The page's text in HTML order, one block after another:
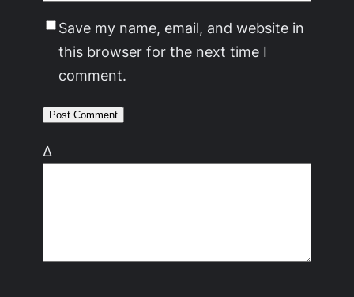
Save my name, email, and website in
this browser for the next time I
comment.
Δ